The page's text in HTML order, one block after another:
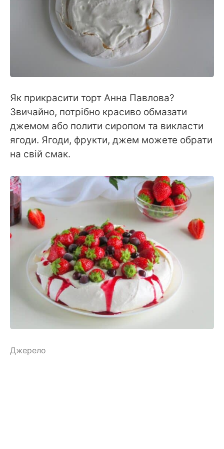
Як прикрасити торт Анна Павлова?
Звичайно, потрібно красиво обмазати
джемом або полити сиропом та викласти
ягоди. Ягоди, фрукти, джем можете обрати
на свій смак.
Джерело